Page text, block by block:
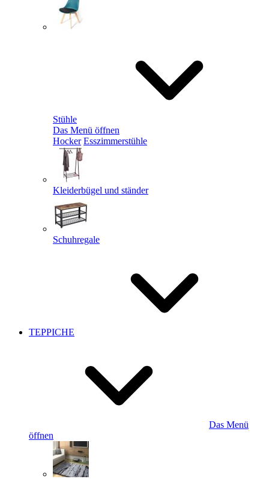
Stühle
Das Menü öffnen
Hocker Esszimmerstühle
Kleiderbügel und ständer
Schuhregale
TEPPICHE
Das Menü
öffnen